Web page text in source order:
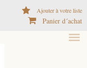
Ajouter à votre liste
Panier d´achat